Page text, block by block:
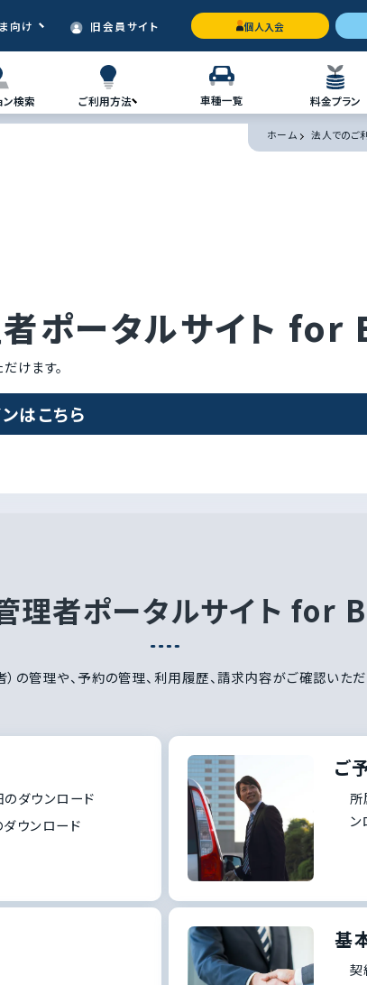
向け 旧会員サイト 個人入会
ン検索 ご利用方法 車種一覧 料金プラン
ホーム 法人でのご
ポータルサイト for
けます。
はこちら
理者ポータルサイト for
）の管理や、予約の管理、利用履歴、請求内容がご確認いただ
ダウンロード
ウンロード
ご
所
ン
基
契